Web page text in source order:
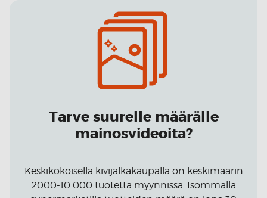
Tarve suurelle määrälle
mainosvideoita?
Keskikokoisella kivijalkakaupalla on keskimäärin
2000-10 000 tuotetta myynnissä. Isommalla